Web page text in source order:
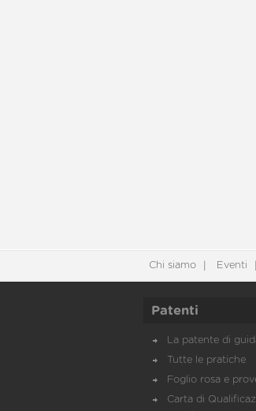
Chi siamo Eventi
Patenti
La patente di
Tutte le pratiche
Foglio rosa e
Carta di